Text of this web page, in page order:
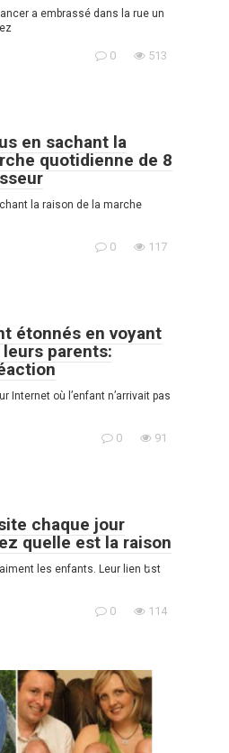
a embrassé dans la rue un
0 513
en sachant la
quotidienne de 8
la raison de la marche
0 117
étonnés en voyant
parents:
Internet où l’enfant n’arrivait pas
0 91
chaque jour
quelle est la raison
les enfants. Leur lien եst
0 114